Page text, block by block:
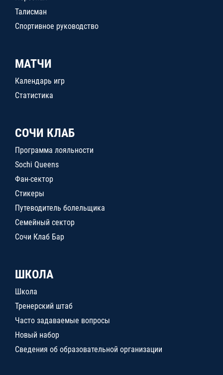
Талисман
Спортивное руководство
МАТЧИ
Календарь игр
Статистика
СОЧИ КЛАБ
Программа лояльности
Sochi Queens
Фан-сектор
Стикеры
Путеводитель болельщика
Семейный сектор
Сочи Клаб Бар
ШКОЛА
Школа
Тренерский штаб
Часто задаваемые вопросы
Новый набор
Сведения об образовательной организации